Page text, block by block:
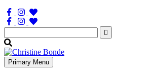
Søg
efter:
Primary Menu